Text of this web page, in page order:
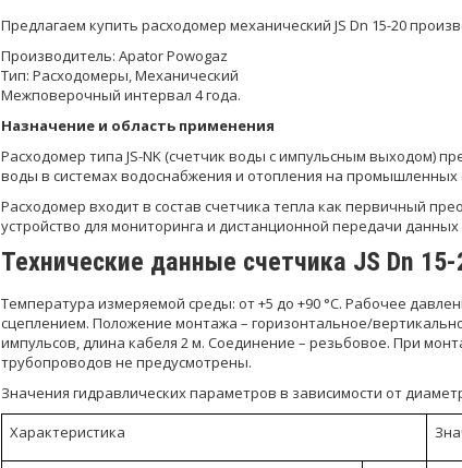
Предлагаем купить расходомер механический JS Dn 15-20
Производитель: Apator Powogaz
Тип: Расходомеры, Механический
Межповерочный интервал 4 года.
Назначение и область применения
Расходомер типа JS-NK (счетчик воды с импульсным выходом)
воды в системах водоснабжения и отопления на
Расходомер входит в состав счетчика тепла как первичный
устройство для мониторинга и дистанционной передачи
Технические данные счетчика JS Dn 15-
Температура измеряемой среды: от +5 до +90 °С. Рабочее
сцеплением. Положение монтажа – горизонтальное/
импульсов, длина кабеля 2 м. Соединение – резьбовое. При
трубопроводов не предусмотрены.
Значения гидравлических параметров в зависимости от
Характеристика